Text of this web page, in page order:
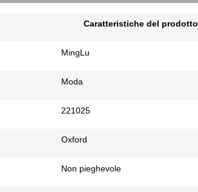
Caratteristiche del prodotto
MingLu
Moda
221025
Oxford
Non pieghevole